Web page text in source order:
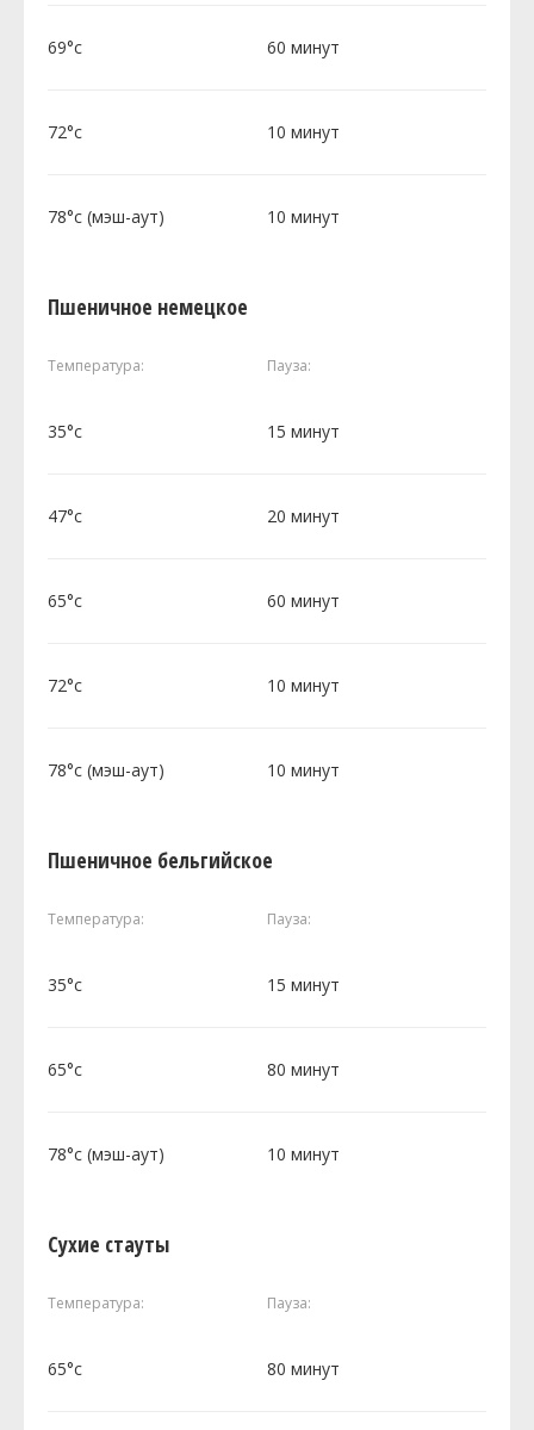
69°c 60 минут
72°c 10 минут
78°c (мэш-аут) 10 минут
Пшеничное немецкое
Температура: Пауза:
35°c 15 минут
47°c 20 минут
65°c 60 минут
72°c 10 минут
78°c (мэш-аут) 10 минут
Пшеничное бельгийское
Температура: Пауза:
35°c 15 минут
65°c 80 минут
78°c (мэш-аут) 10 минут
Сухие стауты
Температура: Пауза:
65°c 80 минут